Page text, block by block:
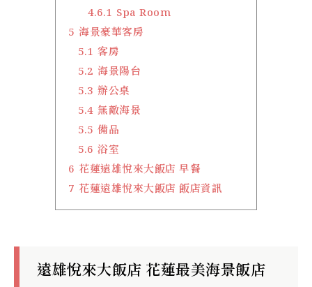
4.6.1 Spa Room
5 海景豪華客房
5.1 客房
5.2 海景陽台
5.3 辦公桌
5.4 無敵海景
5.5 備品
5.6 浴室
6 花蓮遠雄悅來大飯店 早餐
7 花蓮遠雄悅來大飯店 飯店資訊
遠雄悅來大飯店 花蓮最美海景飯店